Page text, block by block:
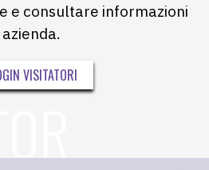
e consultare informazioni
VISITATORI